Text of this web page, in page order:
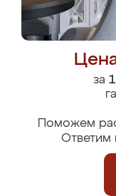
за
Поможем
Ответим